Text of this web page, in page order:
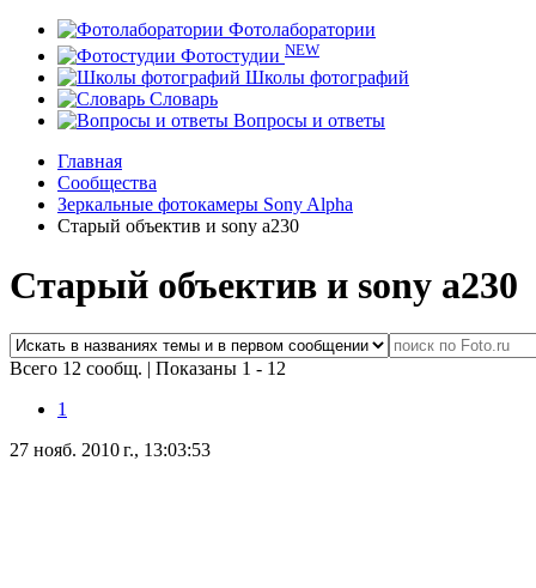
Фотолаборатории
Фотостудии NEW
Школы фотографий
Словарь
Вопросы и ответы
Главная
Сообщества
Зеркальные фотокамеры Sony Alpha
Старый объектив и sony a230
Старый объектив и sony a230
Всего 12 сообщ. | Показаны 1 - 12
1
27 нояб. 2010 г., 13:03:53